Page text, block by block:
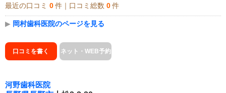
最近の口コミ 0 件｜口コミ総数 0 件
▶ 岡村歯科医院のページを見る
口コミを書く ネット・WEB予約
河野歯科医院